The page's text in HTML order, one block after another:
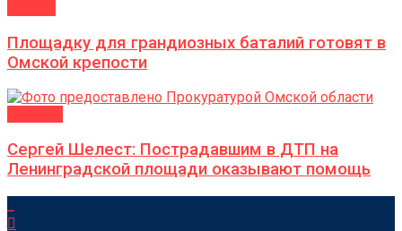
Площадку для грандиозных баталий готовят в
Омской крепости
Сергей Шелест: Пострадавшим в ДТП на
Ленинградской площади оказывают помощь